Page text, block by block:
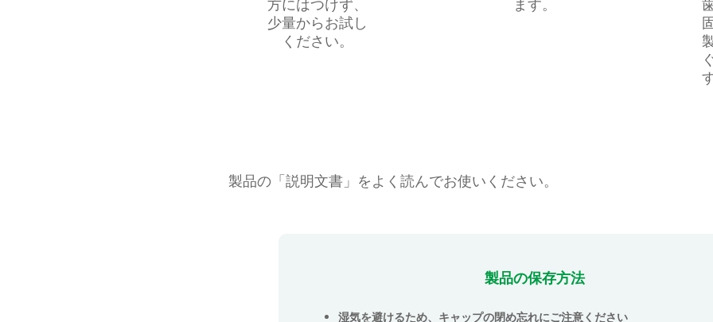
少量からお試し
ください。
製品の「説明文書」をよく読んでお使いください。
製品の保存⽅法
湿気を避けるため、キャップの閉め忘れにご注意ください